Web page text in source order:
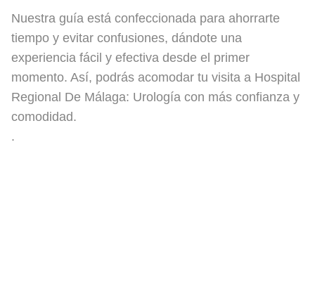
Nuestra guía está confeccionada para ahorrarte
tiempo y evitar confusiones, dándote una
experiencia fácil y efectiva desde el primer
momento. Así, podrás acomodar tu visita a Hospital
Regional De Málaga: Urología con más confianza y
comodidad.
.